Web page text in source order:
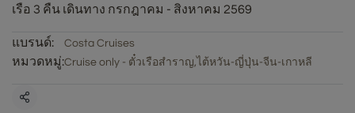
เรือ 3 คืน เดินทาง กรกฎาคม - สิงหาคม 2569
แบรนด์: Costa Cruises
หมวดหมู่:Cruise only - ตั๋วเรือสำราญ, ไต้หวัน-ญี่ปุ่น-จีน-เกาหลี
แชร์